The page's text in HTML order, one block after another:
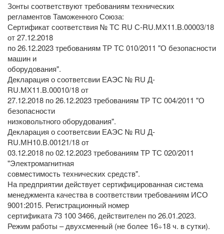
Зонты соответствуют требованиям технических
регламентов Таможенного Союза:
Сертификат соответствия № ТС RU С-RU.МХ11.В.00003/18
от 27.12.2018
по 26.12.2023 требованиям ТР ТС 010/2011 "О безопасности
машин и
оборудования".
Декларация о соответсвии ЕАЭС № RU Д-
RU.МХ11.В.00010/18 от
27.12.2018 по 26.12.2023 требованиям ТР ТС 004/2011 "О
безопасности
низковольтного оборудования".
Декларация о соответсвии ЕАЭС № RU Д-
RU.МН10.В.00121/18 от
03.12.2018 по 02.12.2023 требованиям ТР ТС 020/2011
"Электромагнитная
совместимость технических средств".
На предприятии действует сертифицированная система
менеджмента качества в соответствии требованиям ИСО
9001:2015. Регистрационный номер
сертификата 73 100 3466, действителен по 26.01.2023.
Режим работы – двухсменный (не более 16÷18 ч. в сутки).